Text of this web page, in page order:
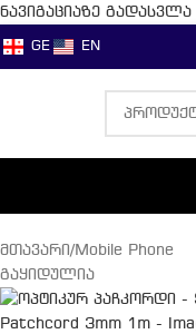
ნავიგაციაზე გადასვლა
GE EN
მთავარი/Mobile Phone
გაყიდულია